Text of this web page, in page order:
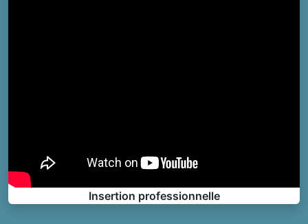
Insertion professionnelle